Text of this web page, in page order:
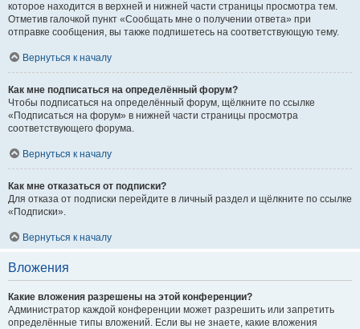
которое находится в верхней и нижней части страницы просмотра тем.
Отметив галочкой пункт «Сообщать мне о получении ответа» при
отправке сообщения, вы также подпишетесь на соответствующую тему.
Вернуться к началу
Как мне подписаться на определённый форум?
Чтобы подписаться на определённый форум, щёлкните по ссылке
«Подписаться на форум» в нижней части страницы просмотра
соответствующего форума.
Вернуться к началу
Как мне отказаться от подписки?
Для отказа от подписки перейдите в личный раздел и щёлкните по ссылке
«Подписки».
Вернуться к началу
Вложения
Какие вложения разрешены на этой конференции?
Администратор каждой конференции может разрешить или запретить
определённые типы вложений. Если вы не знаете, какие вложения